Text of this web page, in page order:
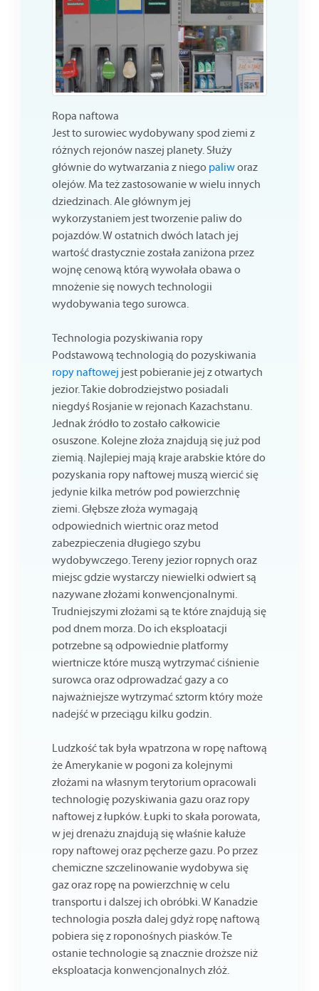
Ropa naftowa
Jest to surowiec wydobywany spod ziemi z
różnych rejonów naszej planety. Służy
głównie do wytwarzania z niego paliworaz
olejów. Ma też zastosowanie w wielu innych
dziedzinach. Ale głównym jej
wykorzystaniem jest tworzenie paliw do
pojazdów. W ostatnich dwóch latach jej
wartość drastycznie została zaniżona przez
wojnę cenową którą wywołała obawa o
mnożenie się nowych technologii
wydobywania tego surowca.
Technologia pozyskiwania ropy
Podstawową technologią do pozyskiwania
ropy naftowej jest pobieranie jej z otwartych
jezior. Takie dobrodziejstwo posiadali
niegdyś Rosjanie w rejonach Kazachstanu.
Jednak źródło to zostało całkowicie
osuszone. Kolejne złoża znajdują się już pod
ziemią. Najlepiej mają kraje arabskie które do
pozyskania ropy naftowej muszą wiercić się
jedynie kilka metrów pod powierzchnię
ziemi. Głębsze złoża wymagają
odpowiednich wiertnic oraz metod
zabezpieczenia długiego szybu
wydobywczego. Tereny jezior ropnych oraz
miejsc gdzie wystarczy niewielki odwiert są
nazywane złożami konwencjonalnymi.
Trudniejszymi złożami są te które znajdują się
pod dnem morza. Do ich eksploatacji
potrzebne są odpowiednie platformy
wiertnicze które muszą wytrzymać ciśnienie
surowca oraz odprowadzać gazy a co
najważniejsze wytrzymać sztorm który może
nadejść w przeciągu kilku godzin.
Ludzkość tak była wpatrzona w ropę naftową
że Amerykanie w pogoni za kolejnymi
złożami na własnym terytorium opracowali
technologię pozyskiwania gazu oraz ropy
naftowej z łupków. Łupki to skała porowata,
w jej drenażu znajdują się właśnie kałuże
ropy naftowej oraz pęcherze gazu. Po przez
chemiczne szczelinowanie wydobywa się
gaz oraz ropę na powierzchnię w celu
transportu i dalszej ich obróbki. W Kanadzie
technologia poszła dalej gdyż ropę naftową
pobiera się z roponośnych piasków. Te
ostanie technologie są znacznie droższe niż
eksploatacja konwencjonalnych złóż.